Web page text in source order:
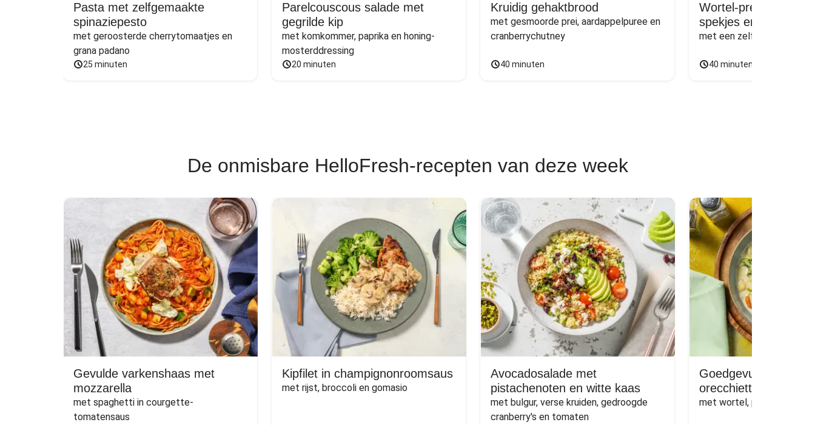
Pasta met zelfgemaakte
spinaziepesto
met geroosterde cherrytomaatjes en
grana padano
25 minuten
Parelcouscous salade met
gegrilde kip
met komkommer, paprika en honing-
mosterddressing
20 minuten
Kruidig gehaktbrood
met gesmoorde prei, aardappelpuree en
cranberrychutney
40 minuten
Wortel-preistamppot
spekjes en
met een zelfgemaakte jus
40 minuten
De onmisbare HelloFresh-recepten van deze week
Gevulde varkenshaas met
mozzarella
met spaghetti in courgette-
tomatensaus
Kipfilet in champignonroomsaus
met rijst, broccoli en gomasio
Avocadosalade met
pistachenoten en witte kaas
met bulgur, verse kruiden, gedroogde
cranberry's en tomaten
Goedgevulde
orecchiette
met wortel, prei en